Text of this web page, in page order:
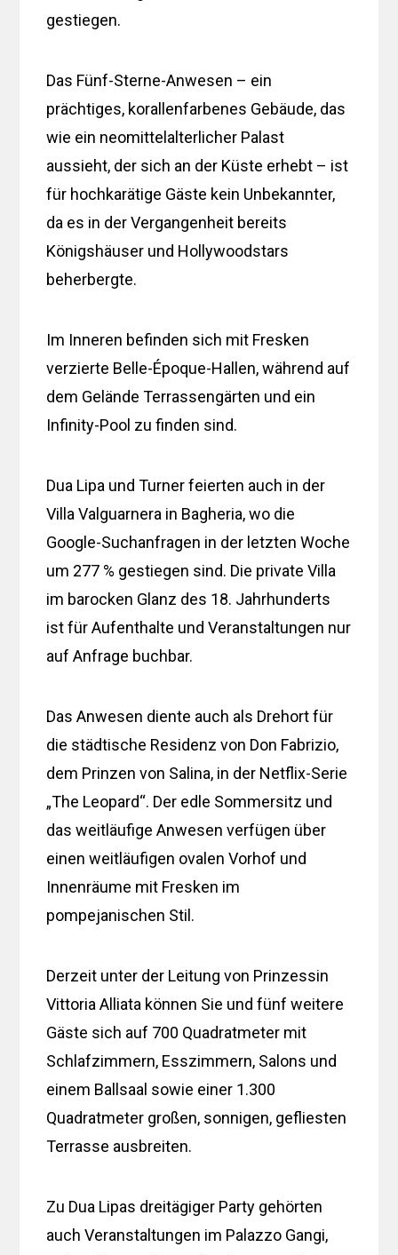
gestiegen.
Das Fünf-Sterne-Anwesen – ein
prächtiges, korallenfarbenes Gebäude, das
wie ein neomittelalterlicher Palast
aussieht, der sich an der Küste erhebt – ist
für hochkarätige Gäste kein Unbekannter,
da es in der Vergangenheit bereits
Königshäuser und Hollywoodstars
beherbergte.
Im Inneren befinden sich mit Fresken
verzierte Belle-Époque-Hallen, während auf
dem Gelände Terrassengärten und ein
Infinity-Pool zu finden sind.
Dua Lipa und Turner feierten auch in der
Villa Valguarnera in Bagheria, wo die
Google-Suchanfragen in der letzten Woche
um 277 % gestiegen sind. Die private Villa
im barocken Glanz des 18. Jahrhunderts
ist für Aufenthalte und Veranstaltungen nur
auf Anfrage buchbar.
Das Anwesen diente auch als Drehort für
die städtische Residenz von Don Fabrizio,
dem Prinzen von Salina, in der Netflix-Serie
„The Leopard“. Der edle Sommersitz und
das weitläufige Anwesen verfügen über
einen weitläufigen ovalen Vorhof und
Innenräume mit Fresken im
pompejanischen Stil.
Derzeit unter der Leitung von Prinzessin
Vittoria Alliata können Sie und fünf weitere
Gäste sich auf 700 Quadratmeter mit
Schlafzimmern, Esszimmern, Salons und
einem Ballsaal sowie einer 1.300
Quadratmeter großen, sonnigen, gefliesten
Terrasse ausbreiten.
Zu Dua Lipas dreitägiger Party gehörten
auch Veranstaltungen im Palazzo Gangi,